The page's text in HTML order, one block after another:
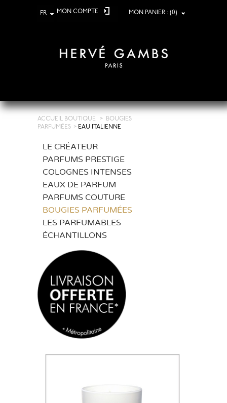
FR MON COMPTE MON PANIER : (0)
ACCUEIL BOUTIQUE >
BOUGIES
PARFUMÉES > EAU ITALIENNE
LE CRÉATEUR
PARFUMS PRESTIGE
COLOGNES INTENSES
EAUX DE PARFUM
PARFUMS COUTURE
BOUGIES PARFUMÉES
LES PARFUMABLES
ÉCHANTILLONS